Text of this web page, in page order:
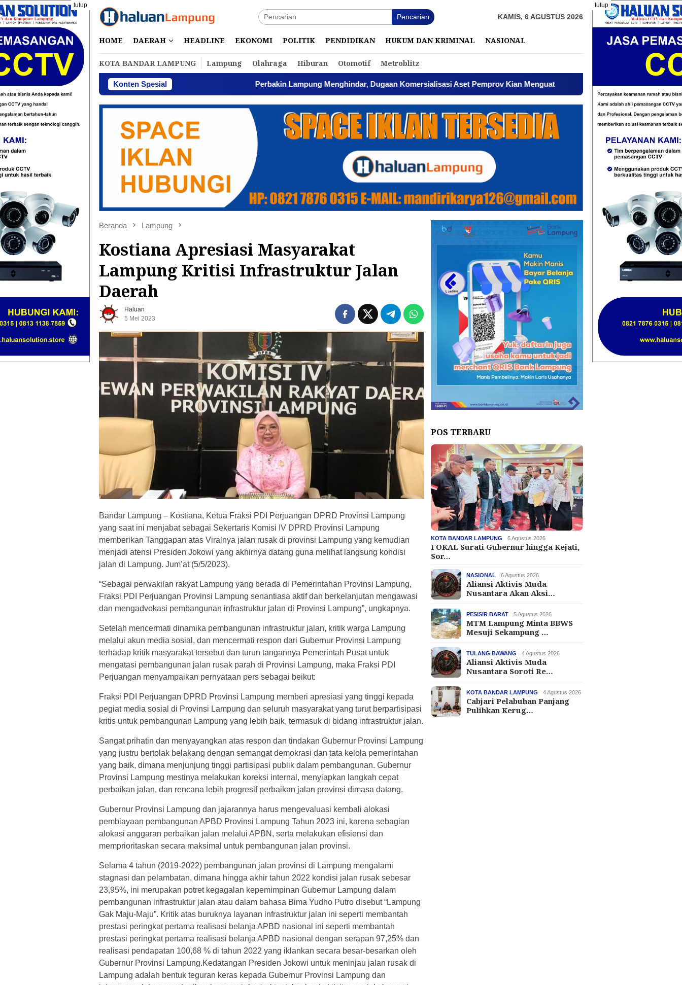
Loncat
ke
konten
tutup tutup
Pencarian KAMIS, 6 AGUSTUS 2026
HOME DAERAH HEADLINE EKONOMI POLITIK PENDIDIKAN HUKUM DAN KRIMINAL NASIONAL
KOTA BANDAR LAMPUNG Lampung Olahraga Hiburan Otomotif Metroblitz
Konten Spesial Perbakin Lampung Menghindar, Dugaan Komersialisasi Aset Pemprov Kian Menguat AWPI Serukan Perdamaian dan Kecam
Beranda Lampung
Kostiana Apresiasi Masyarakat
Lampung Kritisi Infrastruktur Jalan
Daerah
Haluan
5 Mei 2023
Bandar Lampung – Kostiana, Ketua Fraksi PDI Perjuangan DPRD Provinsi Lampung
yang saat ini menjabat sebagai Sekertaris Komisi IV DPRD Provinsi Lampung
memberikan Tanggapan atas Viralnya jalan rusak di provinsi Lampung yang kemudian
menjadi atensi Presiden Jokowi yang akhirnya datang guna melihat langsung kondisi
jalan di Lampung. Jum’at (5/5/2023).
“Sebagai perwakilan rakyat Lampung yang berada di Pemerintahan Provinsi Lampung,
Fraksi PDI Perjuangan Provinsi Lampung senantiasa aktif dan berkelanjutan mengawasi
dan mengadvokasi pembangunan infrastruktur jalan di Provinsi Lampung”, ungkapnya.
Setelah mencermati dinamika pembangunan infrastruktur jalan, kritik warga Lampung
melalui akun media sosial, dan mencermati respon dari Gubernur Provinsi Lampung
terhadap kritik masyarakat tersebut dan turun tangannya Pemerintah Pusat untuk
mengatasi pembangunan jalan rusak parah di Provinsi Lampung, maka Fraksi PDI
Perjuangan menyampaikan pernyataan pers sebagai beikut:
Fraksi PDI Perjuangan DPRD Provinsi Lampung memberi apresiasi yang tinggi kepada
pegiat media sosial di Provinsi Lampung dan seluruh masyarakat yang turut berpartisipasi
kritis untuk pembangunan Lampung yang lebih baik, termasuk di bidang infrastruktur jalan.
Sangat prihatin dan menyayangkan atas respon dan tindakan Gubernur Provinsi Lampung
yang justru bertolak belakang dengan semangat demokrasi dan tata kelola pemerintahan
yang baik, dimana menjunjung tinggi partisipasi publik dalam pembangunan. Gubernur
Provinsi Lampung mestinya melakukan koreksi internal, menyiapkan langkah cepat
perbaikan jalan, dan rencana lebih progresif perbaikan jalan provinsi dimasa datang.
Gubernur Provinsi Lampung dan jajarannya harus mengevaluasi kembali alokasi
pembiayaan pembangunan APBD Provinsi Lampung Tahun 2023 ini, karena sebagian
alokasi anggaran perbaikan jalan melalui APBN, serta melakukan efisiensi dan
memprioritaskan secara maksimal untuk pembangunan jalan provinsi.
Selama 4 tahun (2019-2022) pembangunan jalan provinsi di Lampung mengalami
stagnasi dan pelambatan, dimana hingga akhir tahun 2022 kondisi jalan rusak sebesar
23,95%, ini merupakan potret kegagalan kepemimpinan Gubernur Lampung dalam
pembangunan infrastruktur jalan atau dalam bahasa Bima Yudho Putro disebut “Lampung
Gak Maju-Maju”. Kritik atas buruknya layanan infrastruktur jalan ini seperti membantah
prestasi peringkat pertama realisasi belanja APBD nasional ini seperti membantah
prestasi peringkat pertama realisasi belanja APBD nasional dengan serapan 97,25% dan
realisasi pendapatan 100,68 % di tahun 2022 yang iklankan secara besar-besarkan oleh
Gubernur Provinsi Lampung.Kedatangan Presiden Jokowi untuk meninjau jalan rusak di
Lampung adalah bentuk teguran keras kepada Gubernur Provinsi Lampung dan
POS TERBARU
KOTA BANDAR LAMPUNG 6 Agustus 2026
FOKAL Surati Gubernur hingga Kejati,
Sor…
NASIONAL 6 Agustus 2026
Aliansi Aktivis Muda
Nusantara Akan Aksi…
PESISIR BARAT 5 Agustus 2026
MTM Lampung Minta BBWS
Mesuji Sekampung …
TULANG BAWANG 4 Agustus 2026
Aliansi Aktivis Muda
Nusantara Soroti Re…
KOTA BANDAR LAMPUNG 4 Agustus 2026
Cabjari Pelabuhan Panjang
Pulihkan Kerug…